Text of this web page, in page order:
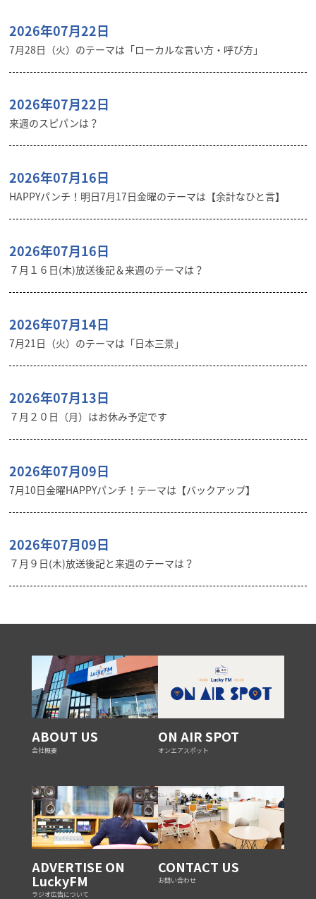
2026年07月22日
7月28日（火）のテーマは「ローカルな言い方・呼び方」
2026年07月22日
来週のスピパンは？
2026年07月16日
HAPPYパンチ！明日7月17日金曜のテーマは【余計なひと言】
2026年07月16日
７月１６日(木)放送後記＆来週のテーマは？
2026年07月14日
7月21日（火）のテーマは「日本三景」
2026年07月13日
７月２０日（月）はお休み予定です
2026年07月09日
7月10日金曜HAPPYパンチ！テーマは【バックアップ】
2026年07月09日
７月９日(木)放送後記と来週のテーマは？
ABOUT US
会社概要
ON AIR SPOT
オンエアスポット
ADVERTISE ON
LuckyFM
ラジオ広告について
CONTACT US
お問い合わせ